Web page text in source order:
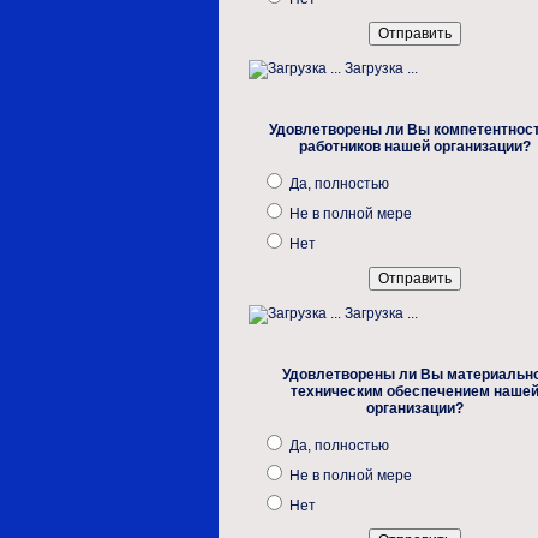
Загрузка ...
Удовлетворены ли Вы
работников нашей организации?
Да, полностью
Не в полной мере
Нет
Загрузка ...
Удовлетворены ли Вы
техническим обеспечением нашей
организации?
Да, полностью
Не в полной мере
Нет